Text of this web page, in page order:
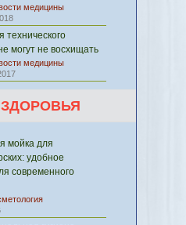
медицины
технического
могут не восхищать
медицины
мойка для
удобное
современного